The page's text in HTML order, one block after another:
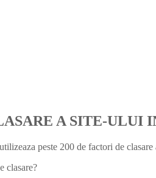
A SITE-ULUI
peste 200 de factori de
clasare?